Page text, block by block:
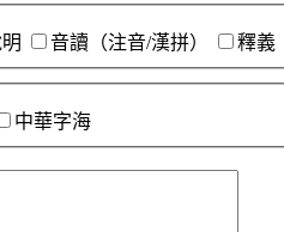
音讀（注音/漢拼） 釋義
中華字海